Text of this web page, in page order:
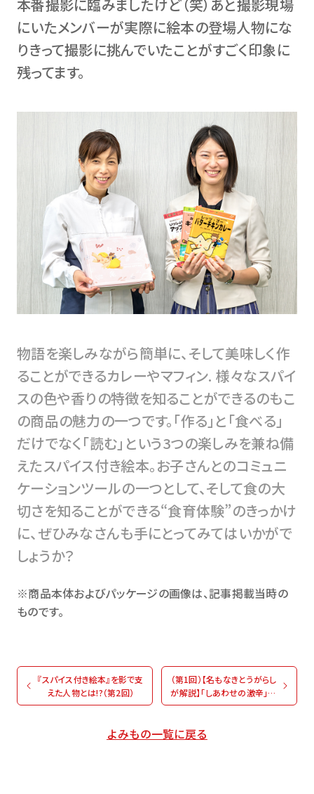
本番撮影に臨みましたけど（笑）あと撮影現場
にいたメンバーが実際に絵本の登場人物にな
りきって撮影に挑んでいたことがすごく印象に
残ってます。
物語を楽しみながら簡単に、そして美味しく作
ることができるカレーやマフィン. 様々なスパイ
スの色や香りの特徴を知ることができるのもこ
の商品の魅力の一つです。「作る」と「食べる」
だけでなく「読む」という3つの楽しみを兼ね備
えたスパイス付き絵本。お子さんとのコミュニ
ケーションツールの一つとして、そして食の大
切さを知ることができる“食育体験”のきっかけ
に、ぜひみなさんも手にとってみてはいかがで
しょうか？
※商品本体およびパッケージの画像は、記事掲載当時の
ものです。
『スパイス付き絵本』を影で支
えた人物とは!?（第2回）
よみもの一覧に戻る
（第1回）【名もなきとうがらし
が解説】「しあわせの激辛」が
できるまで